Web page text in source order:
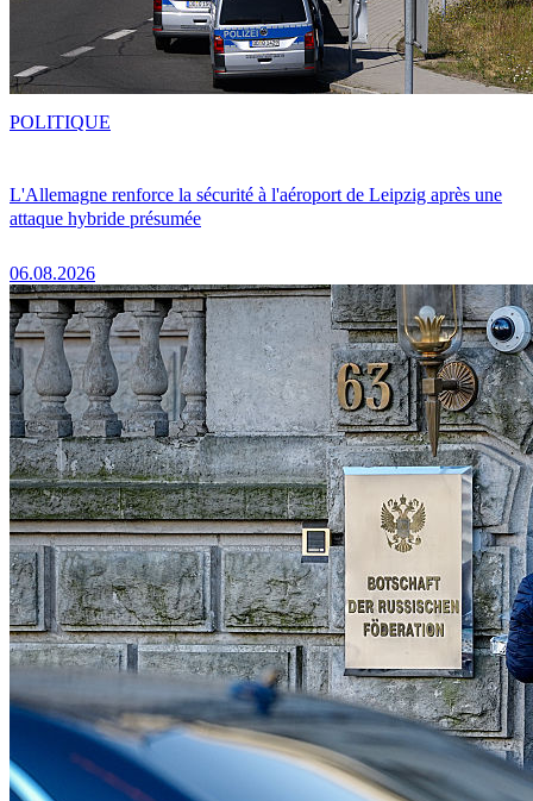
L'Allemagne renforce la sécurité à l'aéroport de Leipzig après une
attaque hybride présumée
06.08.2026
POLITIQUE